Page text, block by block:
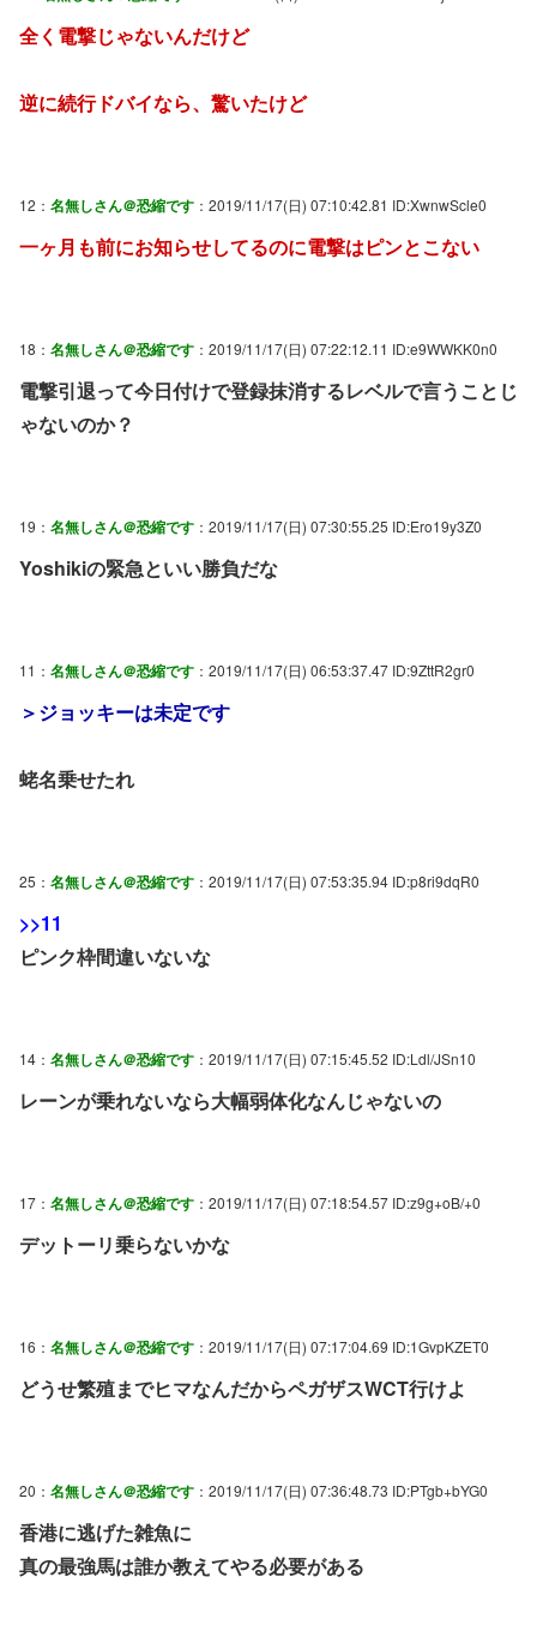
全く電撃じゃないんだけど
逆に続行ドバイなら、驚いたけど
12： 名無しさん＠恐縮です ：2019/11/17(日) 07:10:42.81 ID:XwnwScle0
一ヶ月も前にお知らせしてるのに電撃はピンとこない
18： 名無しさん＠恐縮です ：2019/11/17(日) 07:22:12.11 ID:e9WWKK0n0
電撃引退って今日付けで登録抹消するレベルで言うことじ
ゃないのか？
19： 名無しさん＠恐縮です ：2019/11/17(日) 07:30:55.25 ID:Ero19y3Z0
Yoshikiの緊急といい勝負だな
11： 名無しさん＠恐縮です ：2019/11/17(日) 06:53:37.47 ID:9ZttR2gr0
＞ジョッキーは未定です
蛯名乗せたれ
25： 名無しさん＠恐縮です ：2019/11/17(日) 07:53:35.94 ID:p8ri9dqR0
>>11
ピンク枠間違いないな
14： 名無しさん＠恐縮です ：2019/11/17(日) 07:15:45.52 ID:Ldl/JSn10
レーンが乗れないなら大幅弱体化なんじゃないの
17： 名無しさん＠恐縮です ：2019/11/17(日) 07:18:54.57 ID:z9g+oB/+0
デットーリ乗らないかな
16： 名無しさん＠恐縮です ：2019/11/17(日) 07:17:04.69 ID:1GvpKZET0
どうせ繁殖までヒマなんだからペガザスWCT行けよ
20： 名無しさん＠恐縮です ：2019/11/17(日) 07:36:48.73 ID:PTgb+bYG0
香港に逃げた雑魚に
真の最強馬は誰か教えてやる必要がある